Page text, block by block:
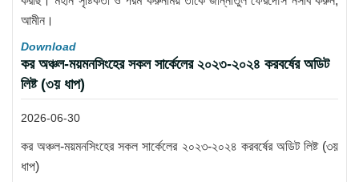
আমীন।
Download
কর অঞ্চল-ময়মনসিংহের সকল সার্কেলের ২০২৩-২০২৪ করবর্ষের অডিট
লিষ্ট (৩য় ধাপ)
2026-06-30
কর অঞ্চল-ময়মনসিংহের সকল সার্কেলের ২০২৩-২০২৪ করবর্ষের অডিট লিষ্ট (৩য়
ধাপ)